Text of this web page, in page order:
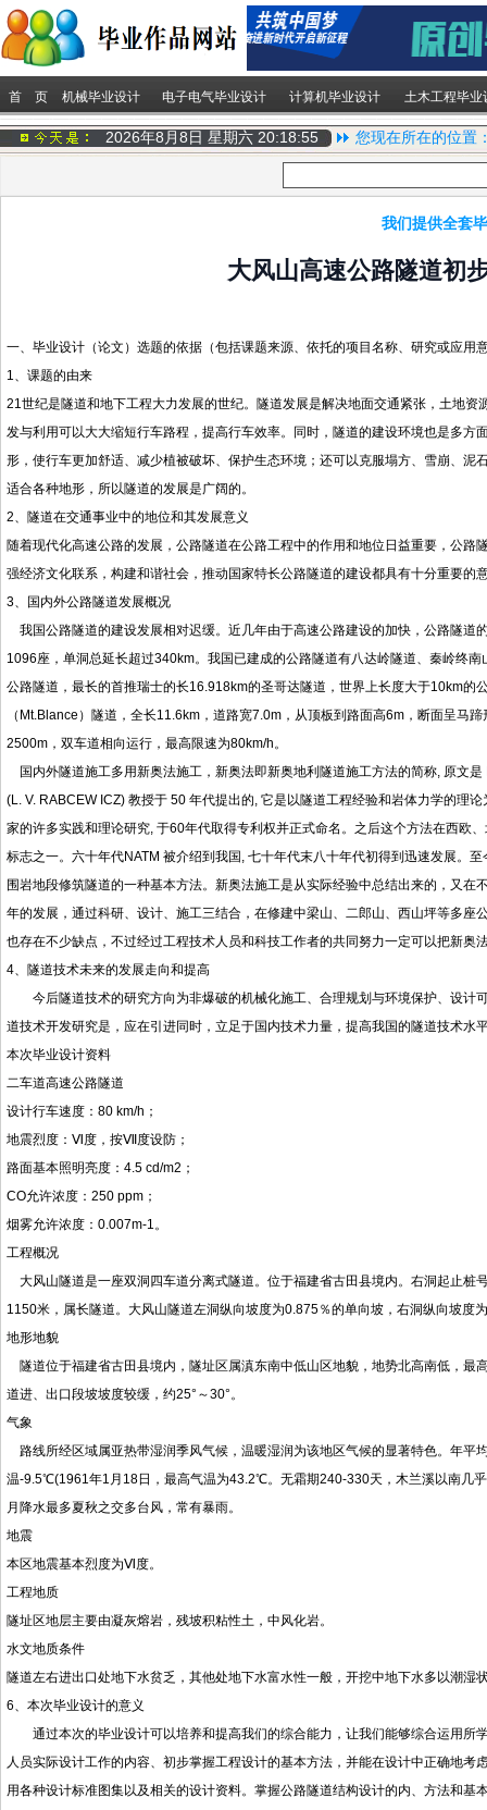
首 页 机械毕业设计 电子电气毕业设计 计算机毕业设计 土木工程毕业
2026年8月8日 星期六 20:18:56 您现在所在的位置
我们提供全套
大风山高速公路隧道初
一、毕业设计（论文）选题的依据（包括课题来源、依托的项目名称、研究或应用
1、课题的由来
21世纪是隧道和地下工程大力发展的世纪。隧道发展是解决地面交通紧张，土地
发与利用可以大大缩短行车路程，提高行车效率。同时，隧道的建设环境也是多
形，使行车更加舒适、减少植被破坏、保护生态环境；还可以克服塌方、雪崩、
适合各种地形，所以隧道的发展是广阔的。
2、隧道在交通事业中的地位和其发展意义
随着现代化高速公路的发展，公路隧道在公路工程中的作用和地位日益重要，公
强经济文化联系，构建和谐社会，推动国家特长公路隧道的建设都具有十分重要的
3、国内外公路隧道发展概况
我国公路隧道的建设发展相对迟缓。近几年由于高速公路建设的加快，公路隧道
1096座，单洞总延长超过340km。我国已建成的公路隧道有八达岭隧道、秦岭终
公路隧道，最长的首推瑞士的长16.918km的圣哥达隧道，世界上长度大于10km
（Mt.Blance）隧道，全长11.6km，道路宽7.0m，从顶板到路面高6m，断面呈
2500m，双车道相向运行，最高限速为80km/h。
国内外隧道施工多用新奥法施工，新奥法即新奥地利隧道施工方法的简称, 原文
(L. V. RABCEW ICZ) 教授于 50 年代提出的, 它是以隧道工程经验和岩体力学的理
家的许多实践和理论研究, 于60年代取得专利权并正式命名。之后这个方法在西欧
标志之一。六十年代NATM 被介绍到我国, 七十年代末八十年代初得到迅速发展。
围岩地段修筑隧道的一种基本方法。新奥法施工是从实际经验中总结出来的，又
年的发展，通过科研、设计、施工三结合，在修建中梁山、二郎山、西山坪等多
也存在不少缺点，不过经过工程技术人员和科技工作者的共同努力一定可以把新
4、隧道技术未来的发展走向和提高
今后隧道技术的研究方向为非爆破的机械化施工、合理规划与环境保护、设计
道技术开发研究是，应在引进同时，立足于国内技术力量，提高我国的隧道技术水
本次毕业设计资料
二车道高速公路隧道
设计行车速度：80 km/h；
地震烈度：Ⅵ度，按Ⅶ度设防；
路面基本照明亮度：4.5 cd/m2；
CO允许浓度：250 ppm；
烟雾允许浓度：0.007m-1。
工程概况
大风山隧道是一座双洞四车道分离式隧道。位于福建省古田县境内。右洞起止
1150米，属长隧道。大风山隧道左洞纵向坡度为0.875％的单向坡，右洞纵向坡度
地形地貌
隧道位于福建省古田县境内，隧址区属滇东南中低山区地貌，地势北高南低，
道进、出口段坡坡度较缓，约25°～30°。
气象
路线所经区域属亚热带湿润季风气候，温暖湿润为该地区气候的显著特色。
温-9.5℃(1961年1月18日，最高气温为43.2℃。无霜期240-330天，木兰溪以南几
月降水最多夏秋之交多台风，常有暴雨。
地震
本区地震基本烈度为Ⅵ度。
工程地质
隧址区地层主要由凝灰熔岩，残坡积粘性土，中风化岩。
水文地质条件
隧道左右进出口处地下水贫乏，其他处地下水富水性一般，开挖中地下水多以潮湿
6、本次毕业设计的意义
通过本次的毕业设计可以培养和提高我们的综合能力，让我们能够综合运用所
人员实际设计工作的内容、初步掌握工程设计的基本方法，并能在设计中正确地
用各种设计标准图集以及相关的设计资料。掌握公路隧道结构设计的内、方法和